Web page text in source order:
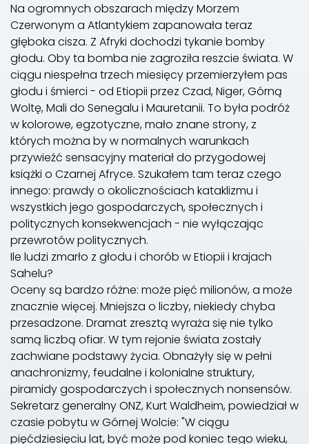
Na ogromnych obszarach między Morzem
Czerwonym a Atlantykiem zapanowała teraz
głęboka cisza. Z Afryki dochodzi tykanie bomby
głodu. Oby ta bomba nie zagroziła reszcie świata. W
ciągu niespełna trzech miesięcy przemierzyłem pas
głodu i śmierci - od Etiopii przez Czad, Niger, Górną
Woltę, Mali do Senegalu i Mauretanii. To była podróż
w kolorowe, egzotyczne, mało znane strony, z
których można by w normalnych warunkach
przywieźć sensacyjny materiał do przygodowej
książki o Czarnej Afryce. Szukałem tam teraz czego
innego: prawdy o okolicznościach kataklizmu i
wszystkich jego gospodarczych, społecznych i
politycznych konsekwencjach - nie wyłączając
przewrotów politycznych.
Ile ludzi zmarło z głodu i chorób w Etiopii i krajach
Sahelu?
Oceny są bardzo różne: może pięć milionów, a może
znacznie więcej. Mniejsza o liczby, niekiedy chyba
przesadzone. Dramat zresztą wyraża się nie tylko
samą liczbą ofiar. W tym rejonie świata zostały
zachwiane podstawy życia. Obnażyły się w pełni
anachronizmy, feudalne i kolonialne struktury,
piramidy gospodarczych i społecznych nonsensów.
Sekretarz generalny ONZ, Kurt Waldheim, powiedział w
czasie pobytu w Górnej Wolcie: "W ciągu
pięćdziesięciu lat, być może pod koniec tego wieku,